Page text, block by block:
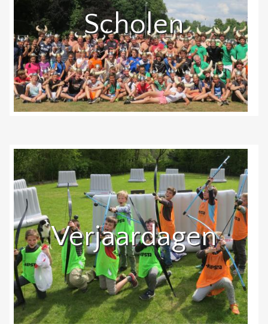
Scholen
Verjaardagen